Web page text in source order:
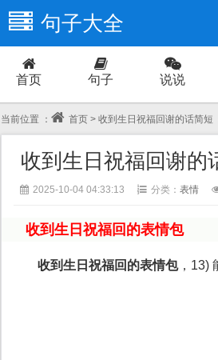
句子大全
首页 句子 说说
爱情
当前位置 ： 首页 > 收到生日祝福回谢的话简短
收到生日祝福回谢的
2025-10-04 04:33:13 分类： 表情
收到生日祝福回的表情包
收到生日祝福回的表情包，13)